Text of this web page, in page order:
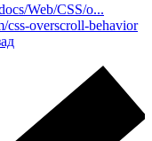
Web/CSS/o...
css-overscroll-behavior